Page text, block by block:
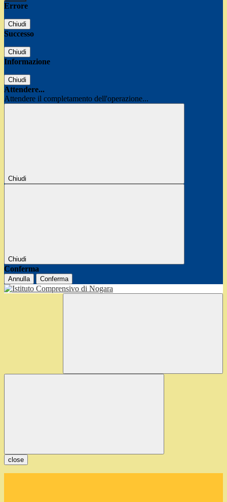
Errore
Chiudi
Successo
Chiudi
Informazione
Chiudi
Attendere...
Attendere il completamento dell'operazione...
Chiudi
Chiudi
Conferma
Annulla Conferma
close